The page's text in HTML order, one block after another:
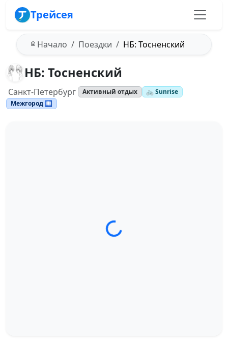
Трейсея
Начало Поездки НБ: Тосненский
НБ: Тосненский
Санкт-Петербург Активный отдых
🚲 Sunrise
Межгород 🛄
Загрузка трека...